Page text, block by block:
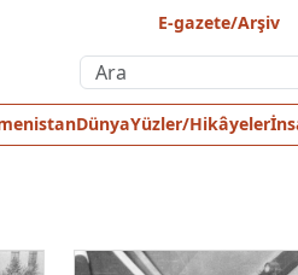
E-gazete/Arşiv
DünyaYüzler/Hikâyeler